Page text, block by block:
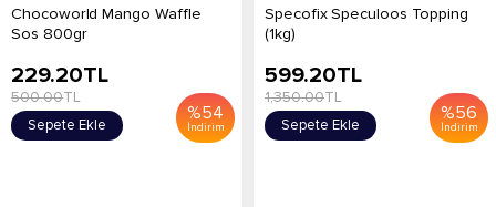
Chocoworld Mango Waffle
Sos 800gr
%54
İndirim
229.20TL
500.00TL
Sepete Ekle
Specofix Speculoos Topping
(1kg)
%56
İndirim
599.20TL
1,350.00TL
Sepete Ekle